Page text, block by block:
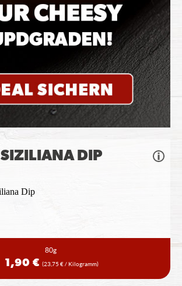
SIZILIANA DIP
80g
1,90 € (23,75 € / Kilogramm)